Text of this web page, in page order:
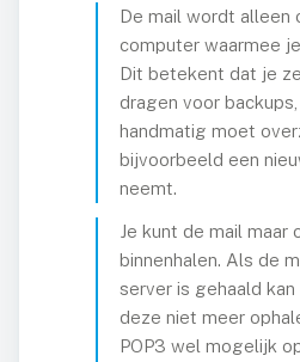
De mail wordt alleen
computer waarmee
Dit betekent dat je
dragen voor
handmatig moet
bijvoorbeeld een
neemt.
Je kunt de mail maar
binnenhalen. Als de
server is gehaald kan
deze niet meer
POP3 wel mogelijk
Documentatie